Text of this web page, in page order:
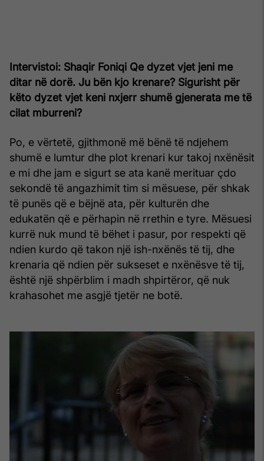
Intervistoi: Shaqir Foniqi Qe dyzet vjet jeni me
ditar në dorë. Ju bën kjo krenare? Sigurisht për
këto dyzet vjet keni nxjerr shumë gjenerata me të
cilat mburreni?
Po, e vërtetë, gjithmonë më bënë të ndjehem
shumë e lumtur dhe plot krenari kur takoj nxënësit
e mi dhe jam e sigurt se ata kanë merituar çdo
sekondë të angazhimit tim si mësuese, për shkak
të punës që e bëjnë ata, për kulturën dhe
edukatën që e përhapin në rrethin e tyre. Mësuesi
kurrë nuk mund të bëhet i pasur, por respekti që
ndien kurdo që takon një ish-nxënës të tij, dhe
krenaria që ndien për sukseset e nxënësve të tij,
është një shpërblim i madh shpirtëror, që nuk
krahasohet me asgjë tjetër ne botë.